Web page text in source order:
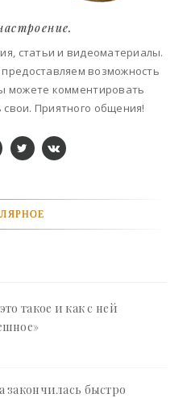
статьи и видеоматериалы.
возможность
можете комментировать
Приятного общения!
такое и как с ней
закончилась быстро